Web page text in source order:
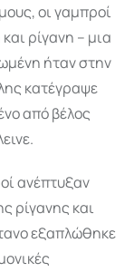
οι γαμπροί
ρίγανη – μια
ήταν στην
κατέγραψε
από βέλος
ανέπτυξαν
ρίγανης και
εξαπλώθηκε